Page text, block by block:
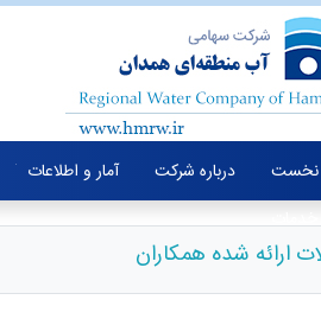
نخست درباره شرکت آمار و اطلاعات
ارائه شده همکاران